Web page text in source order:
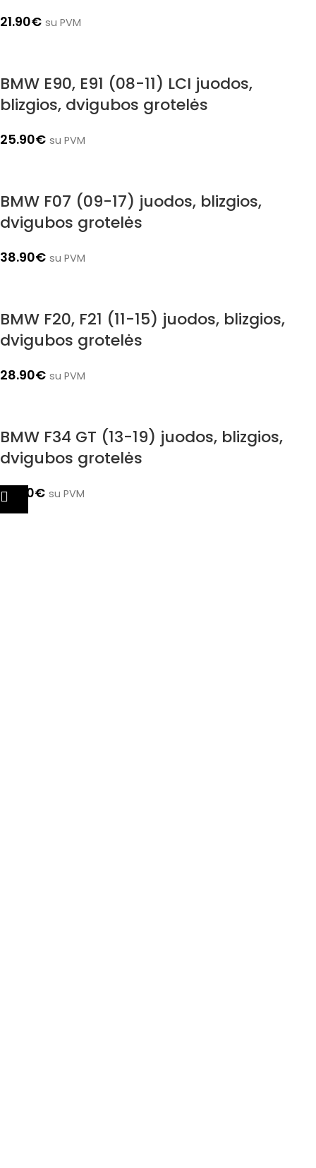
21.90€ su PVM
BMW E90, E91 (08-11) LCI juodos,
blizgios, dvigubos grotelės
25.90€ su PVM
BMW F07 (09-17) juodos, blizgios,
dvigubos grotelės
38.90€ su PVM
BMW F20, F21 (11-15) juodos, blizgios,
dvigubos grotelės
28.90€ su PVM
BMW F34 GT (13-19) juodos, blizgios,
dvigubos grotelės
37.90€ su PVM